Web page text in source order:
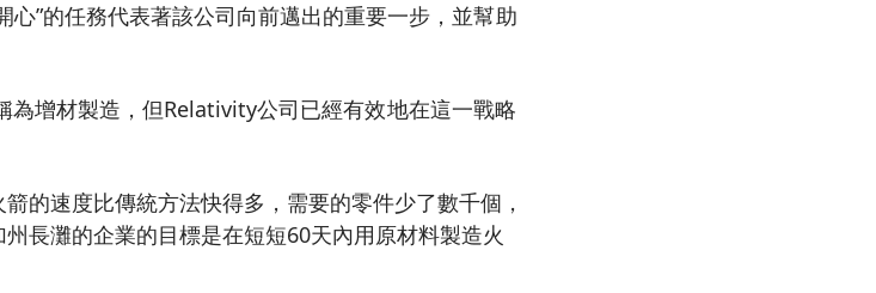
”的任務代表著該公司向前邁出的重要一步，並幫助
為增材製造，但Relativity公司已經有效地在這一戰略
的速度比傳統方法快得多，需要的零件少了數千個，
長灘的企業的目標是在短短60天內用原材料製造火